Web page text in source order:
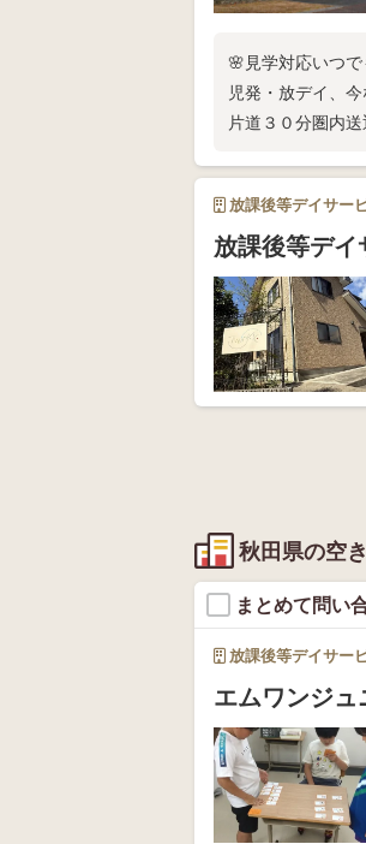
🌸見学対応いつ
児発・放デイ、
片道３０分圏内
放課後等デイサー
放課後等デ
秋田県の空
まとめて問い
放課後等デイサー
エムワンジ